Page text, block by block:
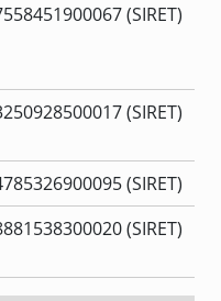
(SIRET)
(SIRET)
(SIRET)
(SIRET)